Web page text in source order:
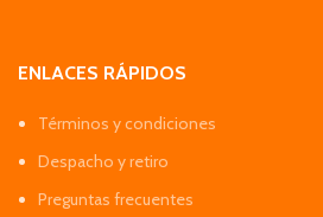
ENLACES RÁPIDOS
Términos y condiciones
Despacho y retiro
Preguntas frecuentes